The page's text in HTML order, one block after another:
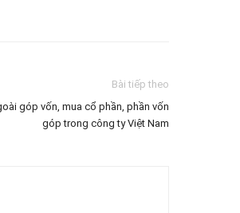
Bài tiếp theo
góp vốn, mua cổ phần, phần vốn
góp trong công ty Việt Nam